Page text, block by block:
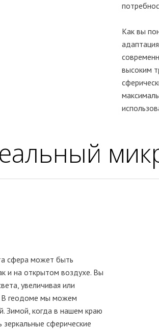
Как вы
высоким
сфера может быть
и на открытом воздухе. Вы
увеличивая или
В геодоме мы можем
Зимой, когда в нашем краю
сферические